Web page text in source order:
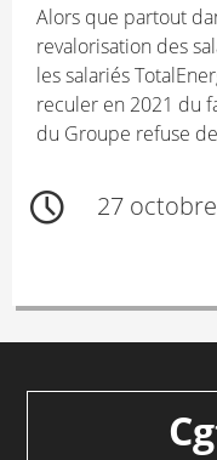
Alors que partout
revalorisation des
les salariés
reculer en 2021 du
du Groupe refuse
27